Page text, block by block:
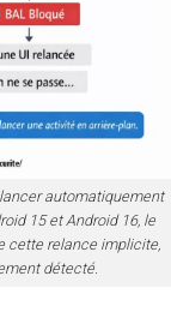
automatiquement
15 et Android 16, le
cette relance implicite,
détecté.